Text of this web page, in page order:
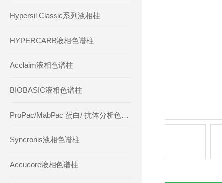
Hypersil Classic系列液相柱
HYPERCARB液相色谱柱
Acclaim液相色谱柱
BIOBASIC液相色谱柱
ProPac/MabPac 蛋白/ 抗体分析色谱柱
Syncronis液相色谱柱
Accucore液相色谱柱